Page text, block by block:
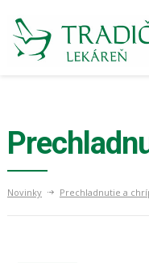
Novinky Prechladnutie a